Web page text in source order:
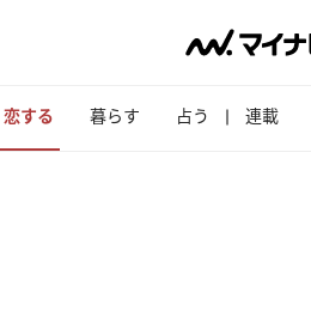
恋する 暮らす 占う 連載